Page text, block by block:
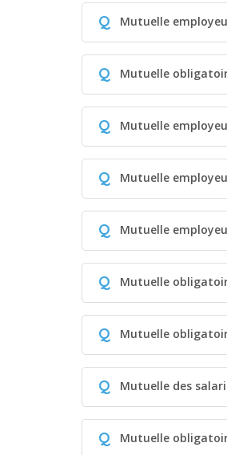
Q Mutuelle
Q Mutuelle
Q Mutuelle
Q Mutuelle
Q Mutuelle
Q Mutuelle
Q Mutuelle
Q Mutuelle des
Q Mutuelle